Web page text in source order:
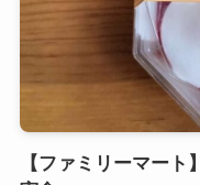
【ファミリーマー